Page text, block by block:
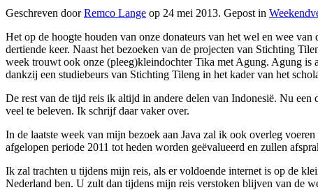
Geschreven doorRemco Lange op 24 mei 2013. Gepost in
Het op de hoogte houden van onze donateurs van het wel en wee
dertiende keer. Naast het bezoeken van de projecten van Stichting
week trouwt ook onze (pleeg)kleindochter Tika met Agung. Agung is
dankzij een studiebeurs van Stichting Tileng in het kader van het
De rest van de tijd reis ik altijd in andere delen van Indonesië. Nu
veel te beleven. Ik schrijf daar vaker over.
In de laatste week van mijn bezoek aan Java zal ik ook overleg
afgelopen periode 2011 tot heden worden geëvalueerd en zullen
Ik zal trachten u tijdens mijn reis, als er voldoende internet is op de
Nederland ben. U zult dan tijdens mijn reis verstoken blijven van de